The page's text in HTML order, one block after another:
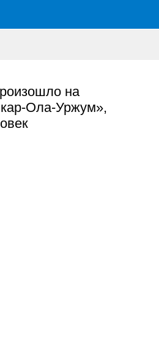
на
Ола-Уржум»,